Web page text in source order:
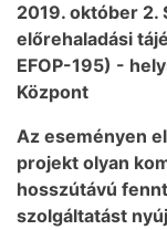
2019. október 2.
előrehaladási
EFOP-195) -
Központ
Az eseményen
projekt olyan
hosszútávú
szolgáltatást